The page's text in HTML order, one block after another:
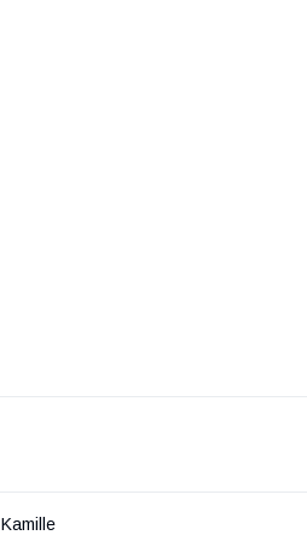
Kamille